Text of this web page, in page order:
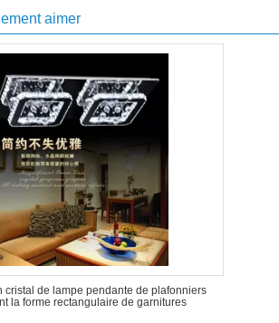
aimer
cristal de lampe pendante de plafonniers
la forme rectangulaire de garnitures